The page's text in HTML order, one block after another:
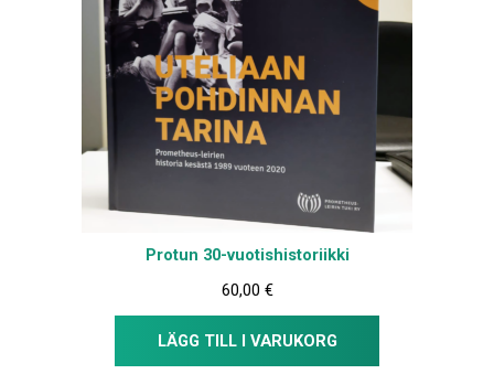
Protun 30-vuotishistoriikki
60,00 €
LÄGG TILL I VARUKORG